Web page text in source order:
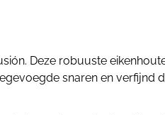
Deze robuuste
snaren en verfijnd